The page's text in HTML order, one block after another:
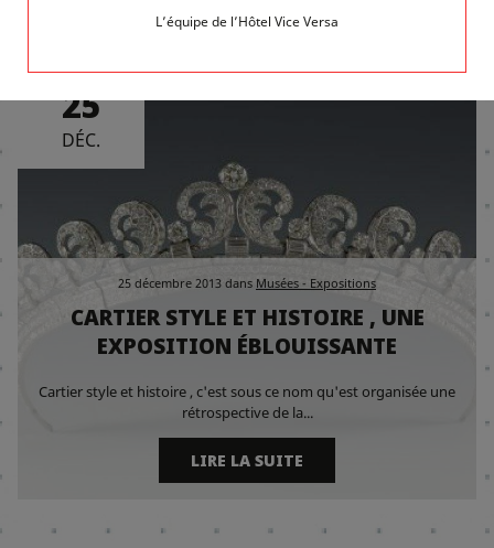
MER.
25
DÉC.
25 décembre 2013 dans Musées - Expositions
CARTIER STYLE ET HISTOIRE , UNE
EXPOSITION ÉBLOUISSANTE
Cartier style et histoire , c'est sous ce nom qu'est organisée une
rétrospective de la...
LIRE LA SUITE
L’équipe de l’Hôtel Vice Versa